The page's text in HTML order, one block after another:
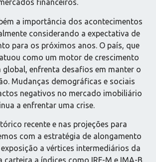
financeiros.
a importância dos acontecimentos
considerando a expectativa de
para os próximos anos. O país, que
como um motor de crescimento
global, enfrenta desafios em manter o
Mudanças demográficas e sociais
negativos no mercado imobiliário
a enfrentar uma crise.
recente e nas projeções para
com a estratégia de alongamento
a vértices intermediários da
carteira a índices como IRF-M e IMA-B.